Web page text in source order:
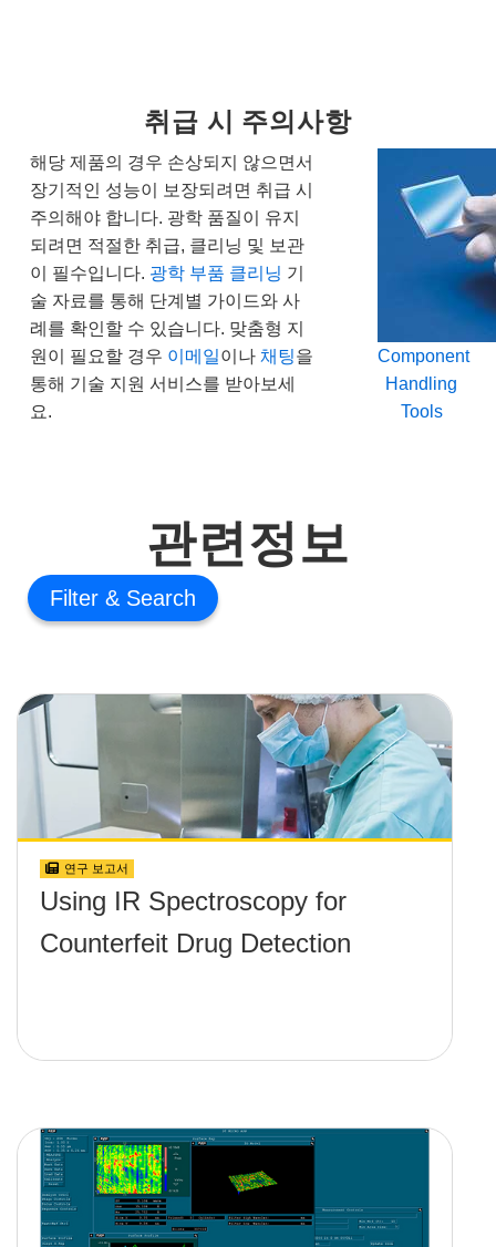
취급 시 주의사항
해당 제품의 경우 손상되지 않으면서
장기적인 성능이 보장되려면 취급 시
주의해야 합니다. 광학 품질이 유지
되려면 적절한 취급, 클리닝 및 보관
이 필수입니다. 광학 부품 클리닝 기
술 자료를 통해 단계별 가이드와 사
례를 확인할 수 있습니다. 맞춤형 지
원이 필요할 경우 이메일이나 채팅을
통해 기술 지원 서비스를 받아보세
요.
Component
Handling
Tools
관련정보
Filter
연구 보고서
Using IR Spectroscopy for
Counterfeit Drug Detection